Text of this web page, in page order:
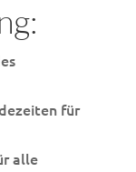
für
alle